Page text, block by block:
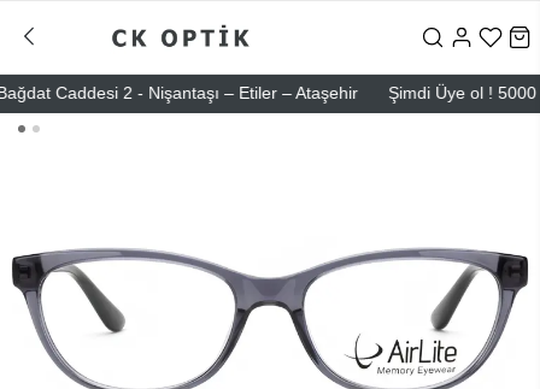
Caddesi 2 - Nişantaşı – Etiler – Ataşehir Şimdi Üye ol ! 5000